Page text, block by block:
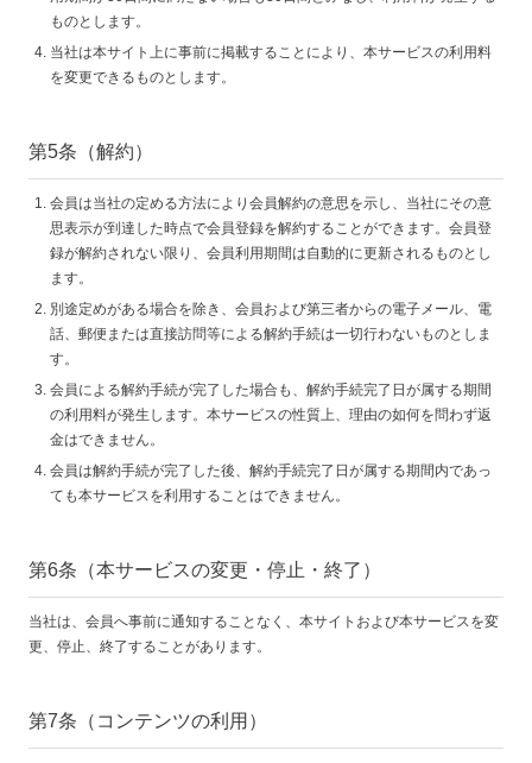
ものとします。
当社は本サイト上に事前に掲載することにより、本サービスの利用料
を変更できるものとします。
第5条（解約）
会員は当社の定める方法により会員解約の意思を示し、当社にその意
思表示が到達した時点で会員登録を解約することができます。会員登
録が解約されない限り、会員利用期間は自動的に更新されるものとし
ます。
別途定めがある場合を除き、会員および第三者からの電子メール、電
話、郵便または直接訪問等による解約手続は一切行わないものとしま
す。
会員による解約手続が完了した場合も、解約手続完了日が属する期間
の利用料が発生します。本サービスの性質上、理由の如何を問わず返
金はできません。
会員は解約手続が完了した後、解約手続完了日が属する期間内であっ
ても本サービスを利用することはできません。
第6条（本サービスの変更・停止・終了）
当社は、会員へ事前に通知することなく、本サイトおよび本サービスを変
更、停止、終了することがあります。
第7条（コンテンツの利用）